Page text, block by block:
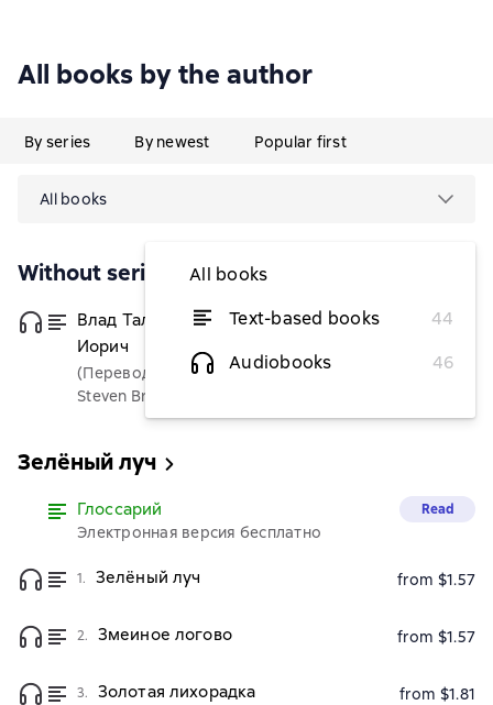
All books by the author
By series By newest Popular first
All books
All books
Text-based books
44
Audiobooks
46
Without series
Влад Талтош. Том 4. Дзур. Джагала.
Иорич
(Переводчик)
Steven Brust
from $4.86
Зелёный луч
Глоссарий
Электронная версия бесплатно
Read
1. Зелёный луч from $1.57
2. Змеиное логово from $1.57
3. Золотая лихорадка from $1.81